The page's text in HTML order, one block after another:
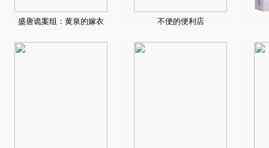
盛唐诡案组：黄泉的嫁衣 不便的便利店